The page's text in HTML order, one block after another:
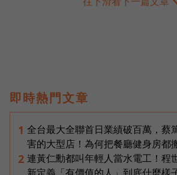
即時熱門文章
1 全台最大全聯首日業績破百萬，蔡
害的大型店！為何把餐廳健身房都
2 連黃仁勳都叫年輕人當水電工！程